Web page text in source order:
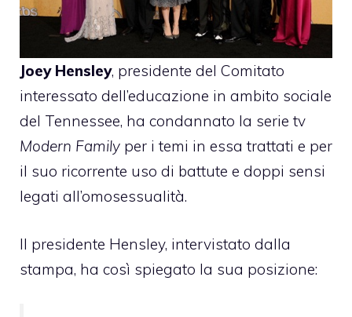
Joey Hensley, presidente del Comitato
interessato dell’educazione in ambito sociale
del Tennessee, ha condannato la serie tv
Modern Family per i temi in essa trattati e per
il suo ricorrente uso di battute e doppi sensi
legati all’omosessualità.
Il presidente Hensley, intervistato dalla
stampa, ha così spiegato la sua posizione: